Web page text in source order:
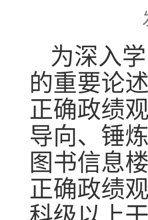
为深入
的重要论
正确政绩
导向、锤
图书信息
正确政绩